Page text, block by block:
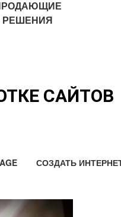
РЕШЕНИЯ
САЙТОВ
СОЗДАТЬ